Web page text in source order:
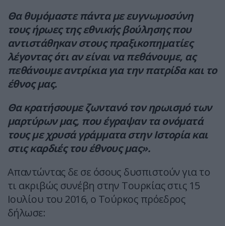
Θα θυμόμαστε πάντα με ευγνωμοσύνη
τους ήρωες της εθνικής βούλησης που
αντιστάθηκαν στους πραξικοπηματίες
λέγοντας ότι αν είναι να πεθάνουμε, ας
πεθάνουμε αντρίκια για την πατρίδα και το
έθνος μας.
Θα κρατήσουμε ζωντανό τον ηρωισμό των
μαρτύρων μας, που έγραψαν τα ονόματά
τους με χρυσά γράμματα στην Ιστορία και
στις καρδιές του έθνους μας».
Απαντώντας δε σε όσους δυσπιστούν για το
τι ακριβώς συνέβη στην Τουρκίας στις 15
Ιουλίου του 2016, ο Τούρκος πρόεδρος
δήλωσε: